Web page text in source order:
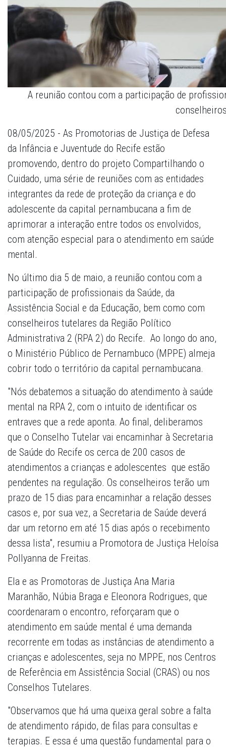
A reunião contou com a participação de
08/05/2025 - As Promotorias de Justiça de Defesa
da Infância e Juventude do Recife estão
promovendo, dentro do projeto Compartilhando o
Cuidado, uma série de reuniões com as entidades
integrantes da rede de proteção da criança e do
adolescente da capital pernambucana a fim de
aprimorar a interação entre todos os envolvidos,
com atenção especial para o atendimento em saúde
mental.
No último dia 5 de maio, a reunião contou com a
participação de profissionais da Saúde, da
Assistência Social e da Educação, bem como com
conselheiros tutelares da Região Político
Administrativa 2 (RPA 2) do Recife. Ao longo do ano,
o Ministério Público de Pernambuco (MPPE) almeja
cobrir todo o território da capital pernambucana.
"Nós debatemos a situação do atendimento à saúde
mental na RPA 2, com o intuito de identificar os
entraves que a rede aponta. Ao final, deliberamos
que o Conselho Tutelar vai encaminhar à Secretaria
de Saúde do Recife os cerca de 200 casos de
atendimentos a crianças e adolescentes que estão
pendentes na regulação. Os conselheiros terão um
prazo de 15 dias para encaminhar a relação desses
casos e, por sua vez, a Secretaria de Saúde deverá
dar um retorno em até 15 dias após o recebimento
dessa lista", resumiu a Promotora de Justiça Heloísa
Pollyanna de Freitas.
Ela e as Promotoras de Justiça Ana Maria
Maranhão, Núbia Braga e Eleonora Rodrigues, que
coordenaram o encontro, reforçaram que o
atendimento em saúde mental é uma demanda
recorrente em todas as instâncias de atendimento a
crianças e adolescentes, seja no MPPE, nos Centros
de Referência em Assistência Social (CRAS) ou nos
Conselhos Tutelares.
"Observamos que há uma queixa geral sobre a falta
de atendimento rápido, de filas para consultas e
terapias. E essa é uma questão fundamental para o